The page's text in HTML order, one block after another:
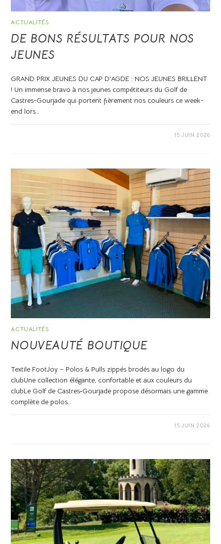
ACTUALITÉS
DE BONS RÉSULTATS POUR NOS
JEUNES
GRAND PRIX JEUNES DU CAP D'AGDE : NOS JEUNES BRILLENT
! Un immense bravo à nos jeunes compétiteurs du Golf de
Castres-Gourjade qui portent fièrement nos couleurs ce week-
end lors…
15 JUIN 2026
ACTUALITÉS
NOUVEAUTÉ BOUTIQUE
Textile FootJoy – Polos & Pulls zippés brodés au logo du
clubUne collection élégante, confortable et aux couleurs du
clubLe Golf de Castres‑Gourjade propose désormais une gamme
complète de polos…
15 JUIN 2026